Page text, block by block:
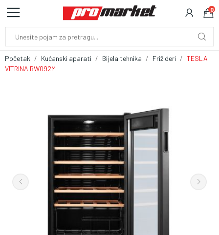
0
Početak Kućanski aparati Bijela tehnika Frižideri
TESLA
VITRINA RW092M